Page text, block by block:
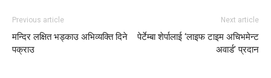
Previous article
मन्दिर लक्षित भड्काउ अभिव्यक्ति दिने
पक्राउ
Next article
पेर्टेम्बा शेर्पालाई ‘लाइफ टाइम अचिभमेन्ट
अवार्ड’ प्रदान